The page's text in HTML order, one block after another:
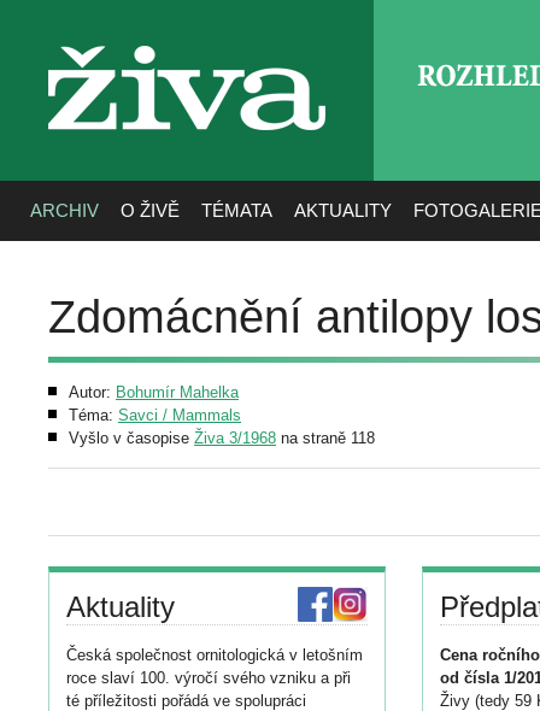
živa
ARCHIV O ŽIVĚ TÉMATA AKTUALITY
Zdomácnění antilopy
Autor: Bohumír Mahelka
Téma: Savci / Mammals
Vyšlo v časopise Živa 3/1968 na straně 118
Aktuality
Česká společnost ornitologická v letošním
roce slaví 100. výročí svého vzniku a při
té příležitosti pořádá ve spolupráci
Cena
od čísla 1/
Živy (tedy 59